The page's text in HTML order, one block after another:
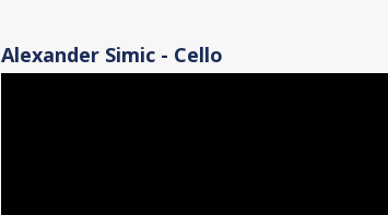
Alexander Simic - Cello